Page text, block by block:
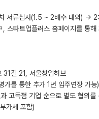
서류심사(1.5 ~ 2배수 내외) → 2
타트업플러스 홈페이지를 통해
31길 21, 서울창업허브
가를 통한 추가 1년 입주연장 가능)
고득점 기업 순으로 별도 협의를
가세 포함)